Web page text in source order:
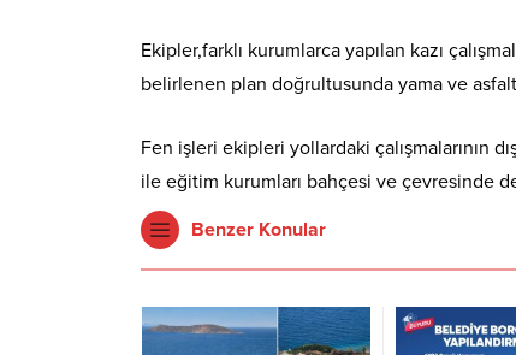
Ekipler,farklı kurumlarca yapılan kazı
belirlenen plan doğrultusunda yama ve
Fen işleri ekipleri yollardaki çalışmalarının
ile eğitim kurumları bahçesi ve çevresinde
Benzer Konular